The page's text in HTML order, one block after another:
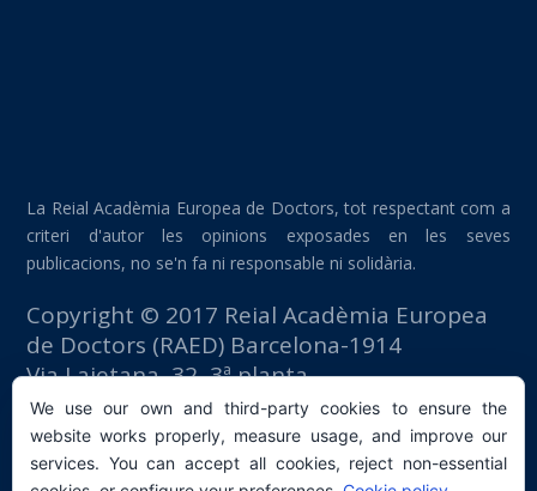
La Reial Acadèmia Europea de Doctors, tot respectant com a
criteri d'autor les opinions exposades en les seves
publicacions, no se'n fa ni responsable ni solidària.
Copyright © 2017 Reial Acadèmia Europea
de Doctors (RAED) Barcelona-1914
Via Laietana, 32, 3ª planta
Edifici Foment del Treball
08003 Barcelona (España)
tlf: +34 93 667 40 54
We use our own and third-party cookies to ensure the
website works properly, measure usage, and improve our
services. You can accept all cookies, reject non-essential